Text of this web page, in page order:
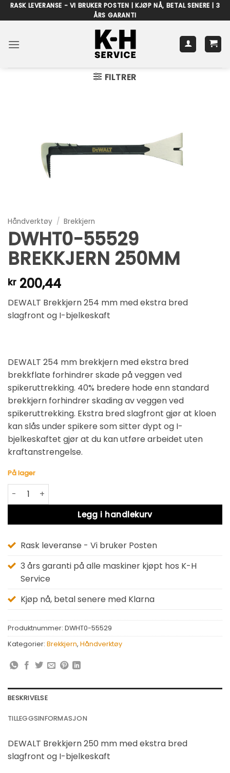
Skip
to
RASK LEVERANSE - VI BRUKER POSTEN | KJØP NÅ, BETAL SENERE | 3
ÅRS GARANTI
FILTRER
Håndverktøy / Brekkjern
DWHT0-55529
BREKKJERN 250MM
kr 200,44
DEWALT Brekkjern 254 mm med ekstra bred
slagfront og I-bjelkeskaft
DEWALT 254 mm brekkjern med ekstra bred
brekkflate forhindrer skade på veggen ved
spikeruttrekking. 40% bredere hode enn standard
brekkjern forhindrer skading av veggen ved
spikeruttrekking. Ekstra bred slagfront gjør at kloen
kan slås under spikere som sitter dypt og I-
bjelkeskaftet gjør at du kan utføre arbeidet uten
kraftanstrengelse.
På lager
DWHT0-55529 BREKKJERN 250MM antall
Legg i handlekurv
Alternative:
Rask leveranse - Vi bruker Posten
3 års garanti på alle maskiner kjøpt hos K-H
Service
Kjøp nå, betal senere med Klarna
Produktnummer: DWHT0-55529
Kategorier: Brekkjern, Håndverktøy
BESKRIVELSE
TILLEGGSINFORMASJON
DEWALT Brekkjern 250 mm med ekstra bred
slagfront og I-bjelkeskaft